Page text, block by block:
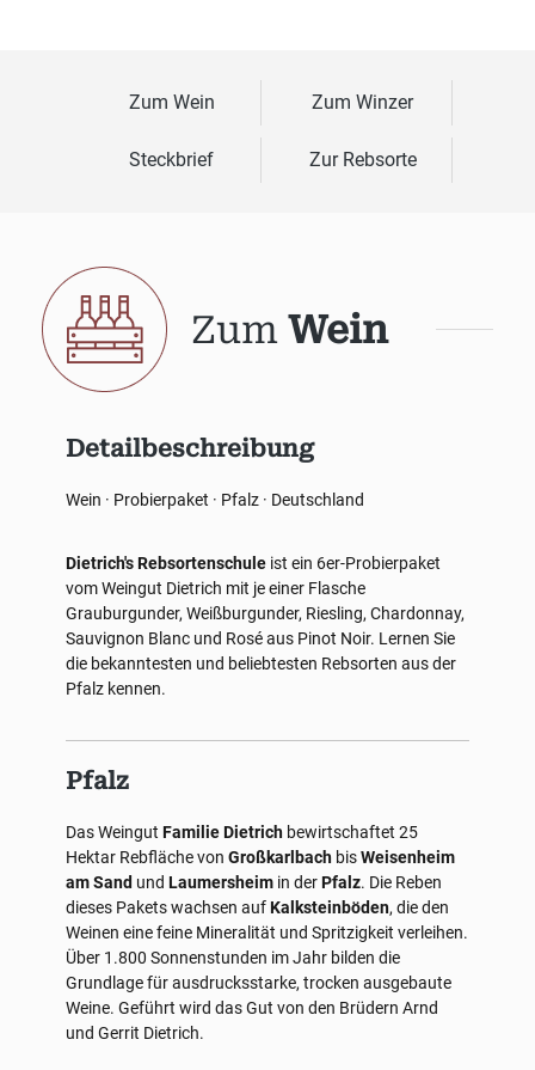
Zum Wein Zum Winzer
Steckbrief Zur Rebsorte
Zum Wein
Detailbeschreibung
Wein · Probierpaket · Pfalz · Deutschland
Dietrich's Rebsortenschule ist ein 6er-Probierpaket
vom Weingut Dietrich mit je einer Flasche
Grauburgunder, Weißburgunder, Riesling, Chardonnay,
Sauvignon Blanc und Rosé aus Pinot Noir. Lernen Sie
die bekanntesten und beliebtesten Rebsorten aus der
Pfalz kennen.
Pfalz
Das Weingut Familie Dietrich bewirtschaftet 25
Hektar Rebfläche von Großkarlbach bisWeisenheim
am Sand und Laumersheim in derPfalz. Die Reben
dieses Pakets wachsen aufKalksteinböden, die den
Weinen eine feine Mineralität und Spritzigkeit verleihen.
Über 1.800 Sonnenstunden im Jahr bilden die
Grundlage für ausdrucksstarke, trocken ausgebaute
Weine. Geführt wird das Gut von den Brüdern Arnd
und Gerrit Dietrich.